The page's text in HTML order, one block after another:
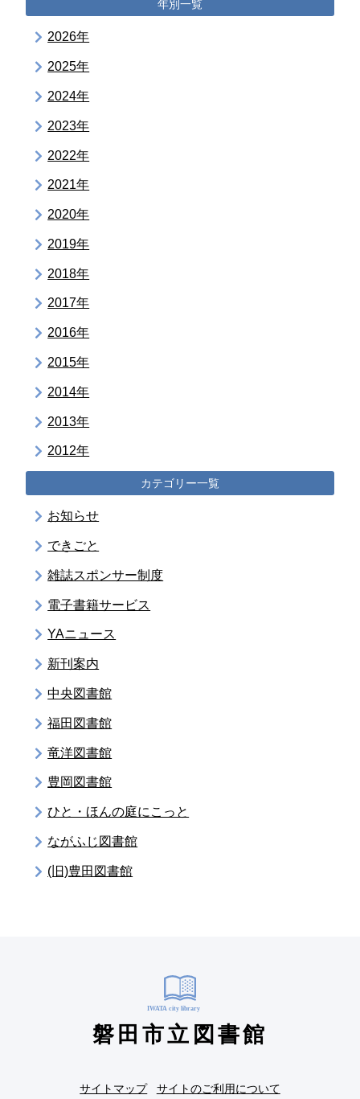
年別一覧
2026年
2025年
2024年
2023年
2022年
2021年
2020年
2019年
2018年
2017年
2016年
2015年
2014年
2013年
2012年
カテゴリー一覧
お知らせ
できごと
雑誌スポンサー制度
電子書籍サービス
YAニュース
新刊案内
中央図書館
福田図書館
竜洋図書館
豊岡図書館
ひと・ほんの庭にこっと
ながふじ図書館
(旧)豊田図書館
磐田市立図書館
サイトマップ サイトのご利用について